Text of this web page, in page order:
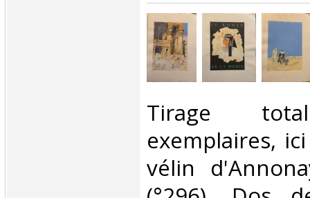
‎Tirage
exemplaires,
vélin